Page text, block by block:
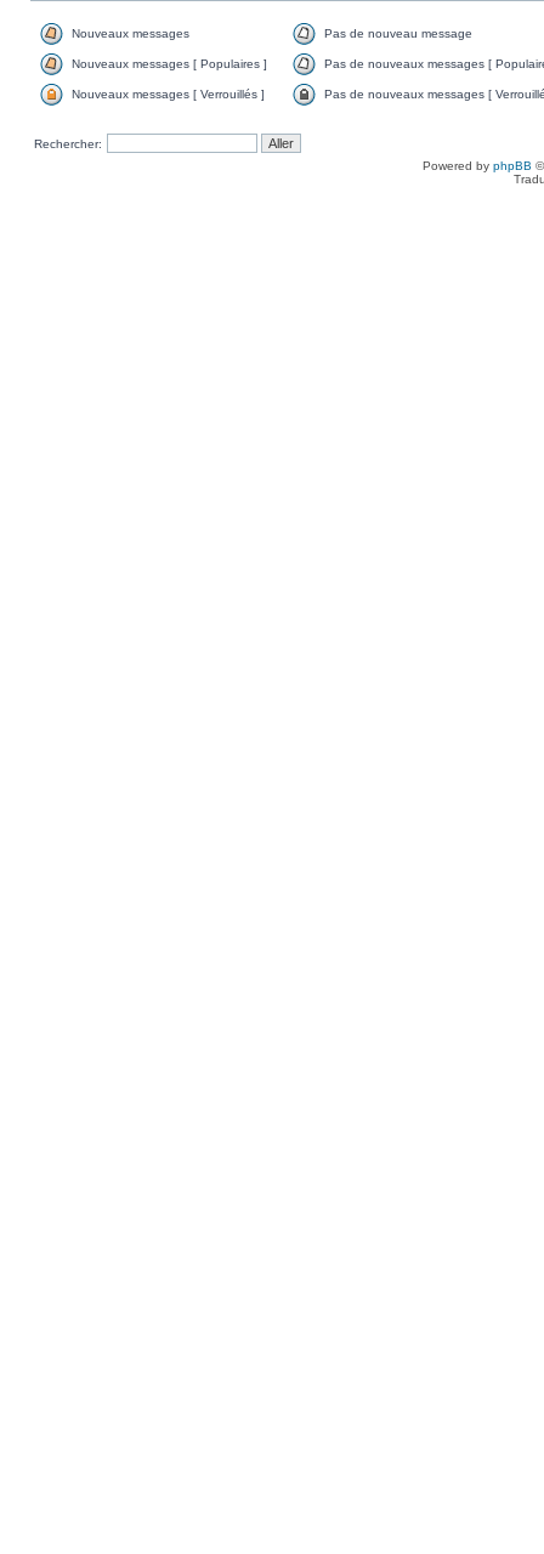
Nouveaux messages Pas de nouveau message
Nouveaux messages [ Populaires ] Pas de nouveaux messages [
Nouveaux messages [ Verrouillés ] Pas de nouveaux messages [
Rechercher:
Powered by phpBB